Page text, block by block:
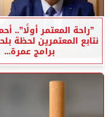
”راحة المعتمر أولًا”..
نتابع المعتمرين لحظة
برامج عمرة...